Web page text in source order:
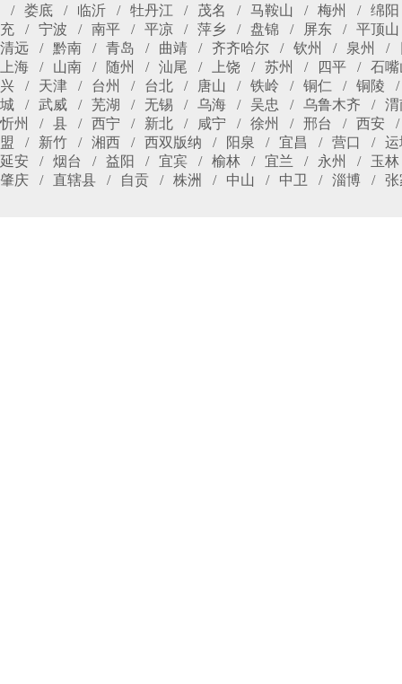
娄底
临沂 牡丹江 茂名 马鞍山 梅州
绵阳
充
宁波 南平 平凉 萍乡 盘锦 屏东
平顶山
清远
黔南 青岛 曲靖 齐齐哈尔 钦州 泉州
上海
山南 随州 汕尾 上饶 苏州 四平
石嘴
兴
天津 台州 台北 唐山 铁岭 铜仁
铜陵
城
武威 芜湖 无锡 乌海 吴忠 乌鲁木齐
渭
忻州
县 西宁 新北 咸宁 徐州 邢台
西安
盟
新竹 湘西 西双版纳 阳泉 宜昌 营口
运
延安
烟台 益阳 宜宾 榆林 宜兰 永州
玉林
肇庆
直辖县 自贡 株洲 中山 中卫 淄博 张